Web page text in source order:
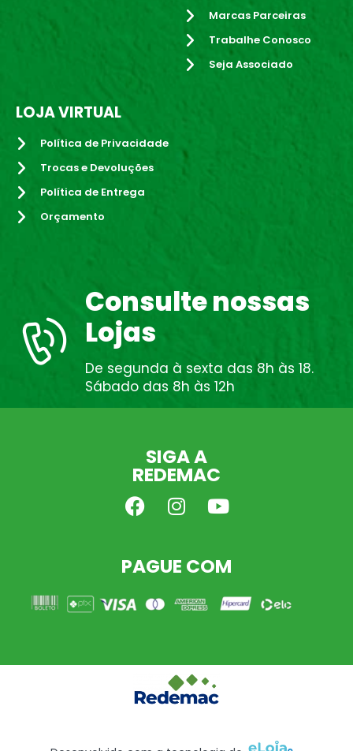
Marcas Parceiras
Trabalhe Conosco
Seja Associado
LOJA VIRTUAL
Política de Privacidade
Trocas e Devoluções
Política de Entrega
Orçamento
Consulte nossas
Lojas
De segunda à sexta das 8h às 18.
Sábado das 8h às 12h
SIGA A
REDEMAC
PAGUE COM